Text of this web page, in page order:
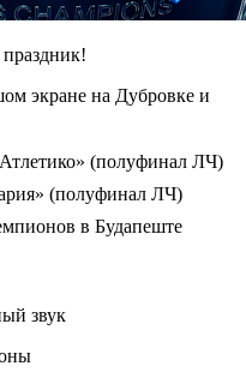
экране на Дубровке и
(полуфинал ЛЧ)
(полуфинал ЛЧ)
в Будапеште
звук